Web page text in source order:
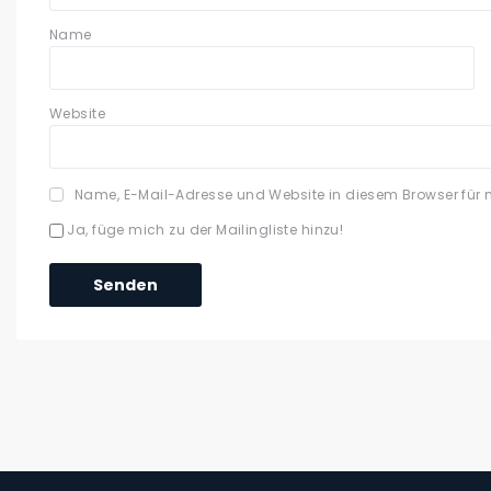
Name
Website
Name, E-Mail-Adresse und Website in diesem Browser
Ja, füge mich zu der Mailingliste hinzu!